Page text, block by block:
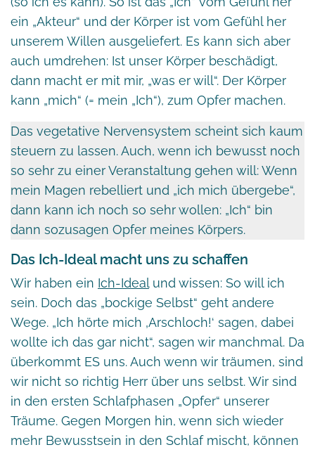
ein „Akteur“ und der Körper ist vom Gefühl her
unserem Willen ausgeliefert. Es kann sich aber
auch umdrehen: Ist unser Körper beschädigt,
dann macht er mit mir, „was er will“. Der Körper
kann „mich“ (= mein „Ich“), zum Opfer machen.
Das vegetative Nervensystem scheint sich kaum
steuern zu lassen. Auch, wenn ich bewusst noch
so sehr zu einer Veranstaltung gehen will: Wenn
mein Magen rebelliert und „ich mich übergebe“,
dann kann ich noch so sehr wollen: „Ich“ bin
dann sozusagen Opfer meines Körpers.
Das Ich-Ideal macht uns zu schaffen
Wir haben ein Ich-Idealund wissen: So will ich
sein. Doch das „bockige Selbst“ geht andere
Wege. „Ich hörte mich ‚Arschloch!‘ sagen, dabei
wollte ich das gar nicht“, sagen wir manchmal. Da
überkommt ES uns. Auch wenn wir träumen, sind
wir nicht so richtig Herr über uns selbst. Wir sind
in den ersten Schlafphasen „Opfer“ unserer
Träume. Gegen Morgen hin, wenn sich wieder
mehr Bewusstsein in den Schlaf mischt, können